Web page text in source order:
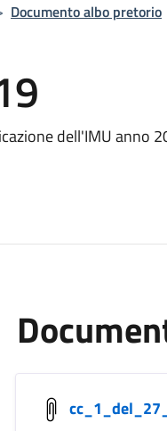
Documento albo pretorio
dell'IMU anno